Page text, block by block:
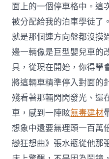
面上的一個停車格中。
被分配給我的泊車學徒了
就是那個連方向盤都沒摸
邊一輛像是巨型嬰兒車的
具，從現在開始，你得學
將這輛車精準停入對面的
殘看著那輛閃閃發光、還
車，感到一陣眩無毒建材
想象中還要無理頭一百萬
戀狂想曲》張水瓶從他那